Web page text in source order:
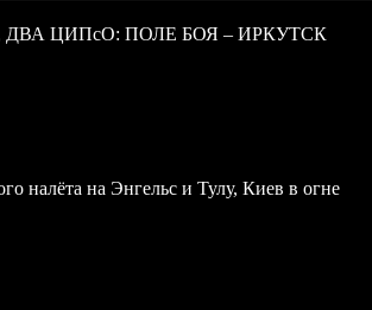
ЦИПсО: ПОЛЕ БОЯ – ИРКУТСК
налёта на Энгельс и Тулу, Киев в огне